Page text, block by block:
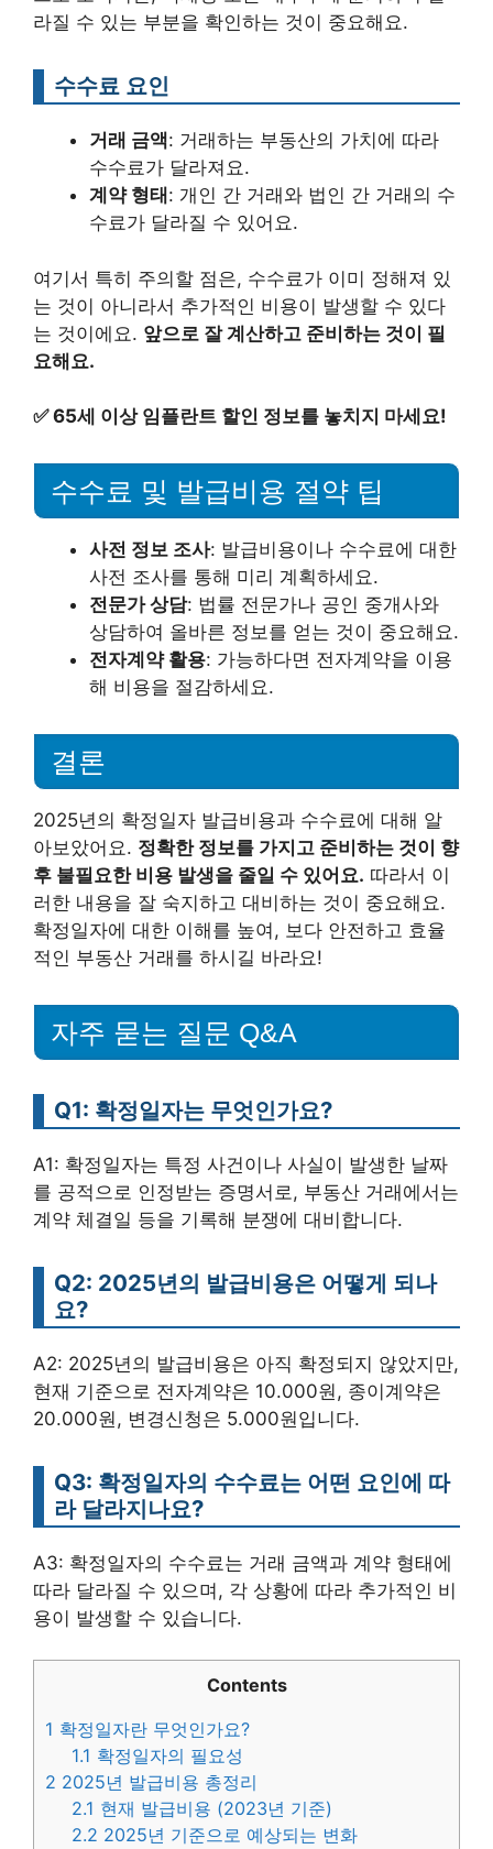
라질 수 있는 부분을 확인하는 것이 중요해요.
수수료 요인
거래 금액: 거래하는 부동산의 가치에 따라
수수료가 달라져요.
계약 형태 : 개인 간 거래와 법인 간 거래의 수
수료가 달라질 수 있어요.
여기서 특히 주의할 점은, 수수료가 이미 정해져 있
는 것이 아니라서 추가적인 비용이 발생할 수 있다
는 것이에요. 앞으로 잘 계산하고 준비하는 것이 필
요해요.
✅65세 이상 임플란트 할인 정보를 놓치지 마세요!
수수료 및 발급비용 절약 팁
사전 정보 조사: 발급비용이나 수수료에 대한
사전 조사를 통해 미리 계획하세요.
전문가 상담: 법률 전문가나 공인 중개사와
상담하여 올바른 정보를 얻는 것이 중요해요.
전자계약 활용: 가능하다면 전자계약을 이용
해 비용을 절감하세요.
결론
2025년의 확정일자 발급비용과 수수료에 대해 알
아보았어요. 정확한 정보를 가지고 준비하는 것이 향
후 불필요한 비용 발생을 줄일 수 있어요. 따라서 이
러한 내용을 잘 숙지하고 대비하는 것이 중요해요.
확정일자에 대한 이해를 높여, 보다 안전하고 효율
적인 부동산 거래를 하시길 바라요!
자주 묻는 질문 Q&A
Q1: 확정일자는 무엇인가요?
A1: 확정일자는 특정 사건이나 사실이 발생한 날짜
를 공적으로 인정받는 증명서로, 부동산 거래에서는
계약 체결일 등을 기록해 분쟁에 대비합니다.
Q2: 2025년의 발급비용은 어떻게 되나
요?
A2: 2025년의 발급비용은 아직 확정되지 않았지만,
현재 기준으로 전자계약은 10.000원, 종이계약은
20.000원, 변경신청은 5.000원입니다.
Q3: 확정일자의 수수료는 어떤 요인에 따
라 달라지나요?
A3: 확정일자의 수수료는 거래 금액과 계약 형태에
따라 달라질 수 있으며, 각 상황에 따라 추가적인 비
용이 발생할 수 있습니다.
Contents
1 확정일자란 무엇인가요?
1.1 확정일자의 필요성
2 2025년 발급비용 총정리
2.1 현재 발급비용 (2023년 기준)
2.2 2025년 기준으로 예상되는 변화